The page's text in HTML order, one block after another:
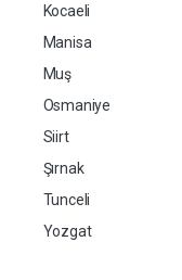
Kocaeli
Manisa
Muş
Osmaniye
Siirt
Şırnak
Tunceli
Yozgat